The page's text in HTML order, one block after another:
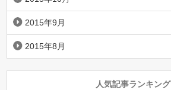
2015年9月
2015年8月
人気記事ランキング